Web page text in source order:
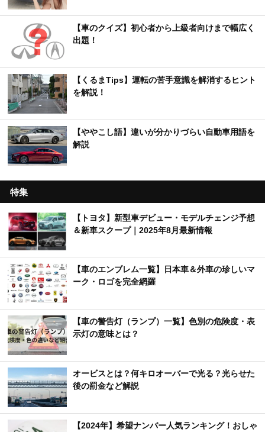
【車のクイズ】初心者から上級者向けまで幅広く
出題！
【くるまTips】運転の苦手意識を解消するヒント
を解説！
【ややこし語】違いが分かりづらい自動車用語を
解説
特集
【トヨタ】新型車デビュー・モデルチェンジ予想
＆新車スクープ｜2025年8月最新情報
【車のエンブレム一覧】日本車＆外車の珍しいマ
ーク・ロゴを完全網羅
【車の警告灯（ランプ）一覧】色別の危険度・表
示灯の意味とは？
オービスとは？何キロオーバーで光る？光らせた
後の罰金など解説
【2024年】希望ナンバー人気ランキング！おしゃ